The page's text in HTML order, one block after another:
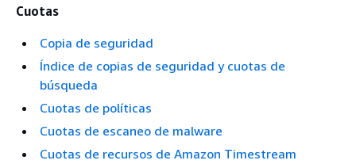
Cuotas
Copia de seguridad
Índice de copias de seguridad y cuotas de
búsqueda
Cuotas de políticas
Cuotas de escaneo de malware
Cuotas de recursos de Amazon Timestream